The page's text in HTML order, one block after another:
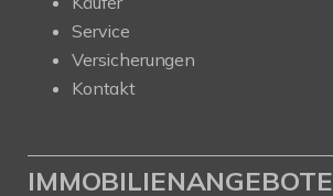
Service
Versicherungen
Kontakt
IMMOBILIENANGEBOTE